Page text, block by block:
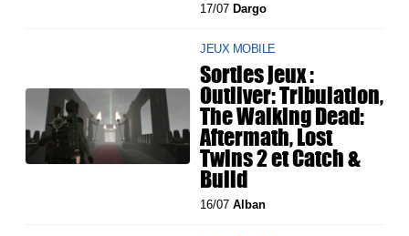
17/07 Dargo
JEUX MOBILE
Sorties jeux :
Outliver: Tribulation,
The Walking Dead:
Aftermath, Lost
Twins 2 et Catch &
Build
16/07Alban